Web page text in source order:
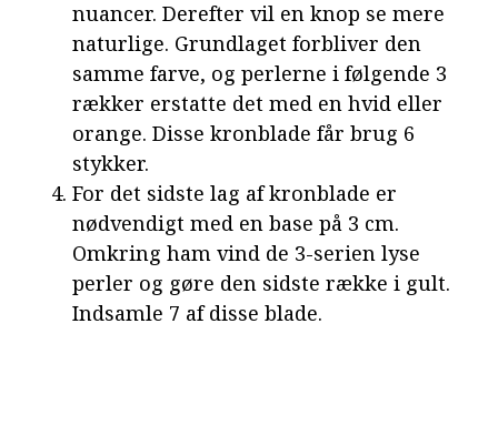
nuancer. Derefter vil en knop se mere
naturlige. Grundlaget forbliver den
samme farve, og perlerne i følgende 3
rækker erstatte det med en hvid eller
orange. Disse kronblade får brug 6
stykker.
For det sidste lag af kronblade er
nødvendigt med en base på 3 cm.
Omkring ham vind de 3-serien lyse
perler og gøre den sidste række i gult.
Indsamle 7 af disse blade.